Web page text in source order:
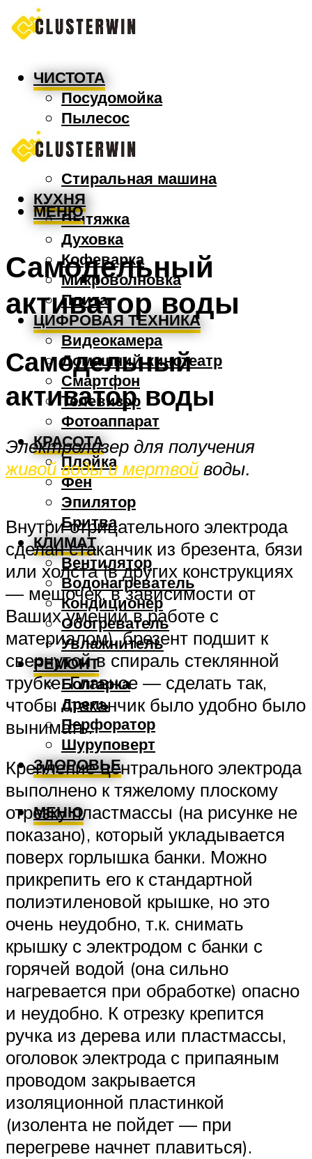
ЧИСТОТА
Посудомойка
Пылесос
Утюг
Швабра
Стиральная машина
КУХНЯ
Вытяжка
Духовка
Кофеварка
Микроволновка
Плита
ЦИФРОВАЯ ТЕХНИКА
Видеокамера
Домашний кинотеатр
Смартфон
Телевизор
Фотоаппарат
КРАСОТА
Плойка
Фен
Эпилятор
Бритва
КЛИМАТ
Вентилятор
Водонагреватель
Кондиционер
Обогреватель
Увлажнитель
РЕМОНТ
Болгарка
Дрель
Перфоратор
Шуруповерт
ЗДОРОВЬЕ
МЕНЮ
МЕНЮ
Самодельный
активатор воды
Самодельный
активатор воды
Электролизер для получения
живой воды и мертвой воды.
Внутри отрицательного электрода
сделан стаканчик из брезента, бязи
или холста (в других конструкциях
— мешочек, в зависимости от
Ваших умений в работе с
материалом), брезент подшит к
свернутой в спираль стеклянной
трубке. Главное — сделать так,
чтобы стаканчик было удобно было
вынимать.
Крепление центрального электрода
выполнено к тяжелому плоскому
отрезку пластмассы (на рисунке не
показано), который укладывается
поверх горлышка банки. Можно
прикрепить его к стандартной
полиэтиленовой крышке, но это
очень неудобно, т.к. снимать
крышку с электродом с банки с
горячей водой (она сильно
нагревается при обработке) опасно
и неудобно. К отрезку крепится
ручка из дерева или пластмассы,
оголовок электрода с припаяным
проводом закрывается
изоляционной пластинкой
(изолента не пойдет — при
перегреве начнет плавиться).